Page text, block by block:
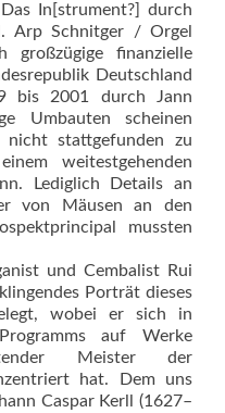
In­[stru­ment?] durch
Arp Schnitger / Orgel
großzügige finanzielle
Deutschland
bis 2001 durch Jann
Umbauten scheinen
stattgefunden zu
weitestgehenden
Lediglich Details an
von Mäusen an den
mussten
und Cembalist Rui
Porträt dieses
wobei er sich in
auf Werke
Meister der
hat. Dem uns
Caspar Kerll (1627–